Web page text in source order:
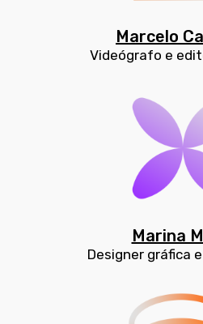
Marcelo
Videógrafo e
Marina
Designer gráfica